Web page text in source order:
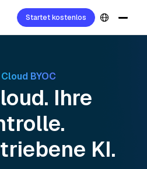
Startet kostenlos
BYOC
Ihre
KI.